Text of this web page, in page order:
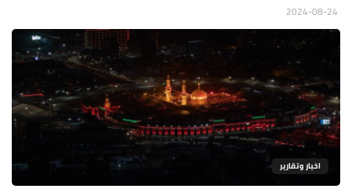
اخبار وتقارير